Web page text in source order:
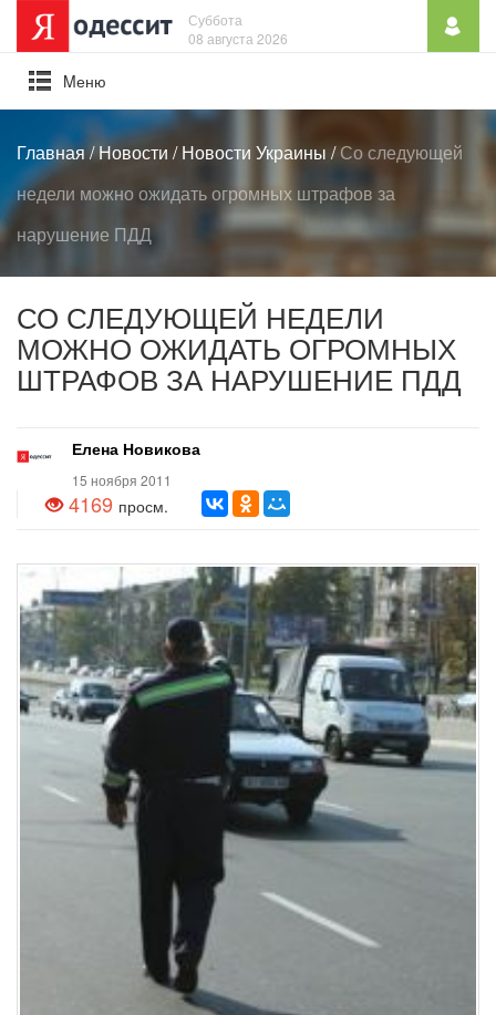
Суббота
08 августа 2026
Mеню
Главная/Новости /Новости Украины/Со следующей
недели можно ожидать огромных штрафов за
нарушение ПДД
СО СЛЕДУЮЩЕЙ НЕДЕЛИ
МОЖНО ОЖИДАТЬ ОГРОМНЫХ
ШТРАФОВ ЗА НАРУШЕНИЕ ПДД
Елена Новикова
15 ноября 2011
4169 просм.